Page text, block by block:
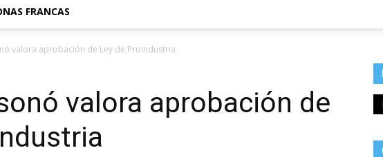
FRANCAS
valora aprobación de Ley de Proindustria
valora aprobación de